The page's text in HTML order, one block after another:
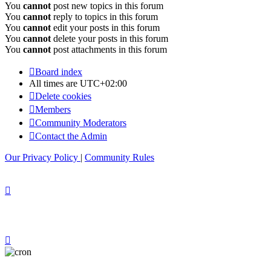
You cannot post new topics in this forum
You cannot reply to topics in this forum
You cannot edit your posts in this forum
You cannot delete your posts in this forum
You cannot post attachments in this forum
Board index
All times are UTC+02:00
Delete cookies
Members
Community Moderators
Contact the Admin
Our Privacy Policy | Community Rules